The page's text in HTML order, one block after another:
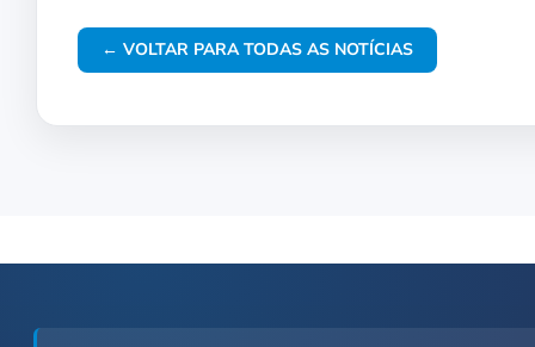
← VOLTAR PARA TODAS AS NOTÍCIAS